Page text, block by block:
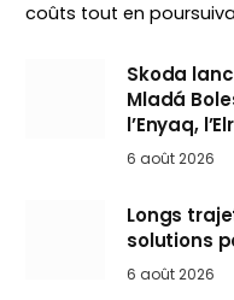
coûts tout en
Skoda
Mladá
l’Enyaq,
6 août 2026
Longs
solutions
6 août 2026